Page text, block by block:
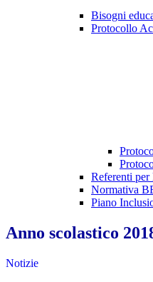
Bisogni
Protocollo
Referenti
Normativa
Piano
Anno scolastico
Notizie